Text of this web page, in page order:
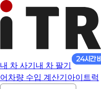
내 차 사기 내 차 팔기
어 차량 수입 계산기 아이트럭